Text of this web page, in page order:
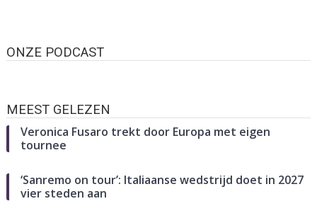
ONZE PODCAST
MEEST GELEZEN
Veronica Fusaro trekt door Europa met eigen
tournee
‘Sanremo on tour’: Italiaanse wedstrijd doet in 2027
vier steden aan